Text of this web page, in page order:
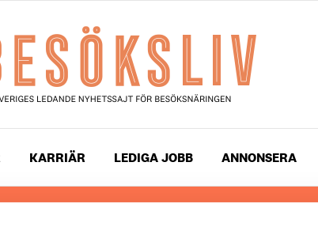
KARRIÄR LEDIGA JOBB ANNONSERA
mest uppdaterade nyheter och snackisar
i sin tryckta form är ett affärsmagasin för